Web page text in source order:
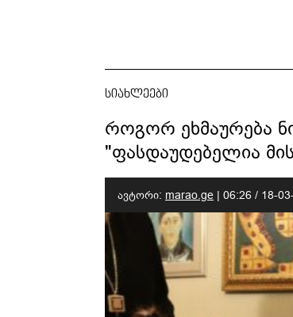
სიახლეები
როგორ ეხმაურება
"ფასდაუდებელია
ავტორი: marao.ge | 06:26 / 18-